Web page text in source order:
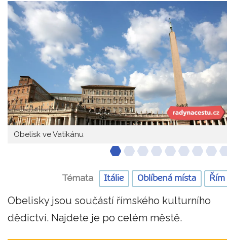
Obelisk ve Vatikánu
Témata Itálie Oblíbená místa Řím
Obelisky jsou součástí římského kulturního
dědictví. Najdete je po celém městě.